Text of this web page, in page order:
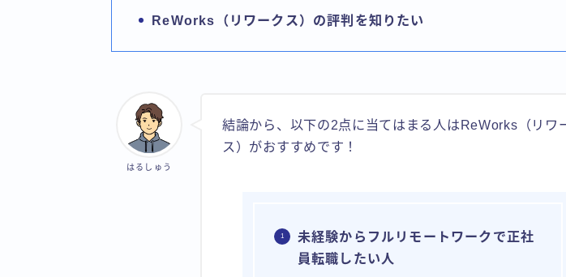
ReWorks（リワークス）の評判を知りたい
はるしゅう
結論から、以下の2点に当てはまる人はReWorks（リワ
ス）がおすすめです！
未経験からフルリモートワークで正社
員転職したい人